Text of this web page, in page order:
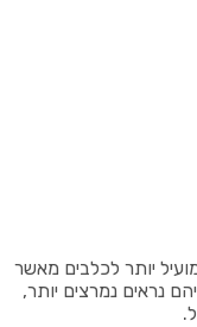
יותר לכלבים מאשר
נראים נמרצים יותר,